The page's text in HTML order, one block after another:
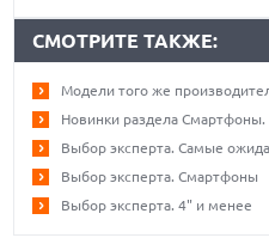
СМОТРИТЕ ТАКЖЕ:
Модели того же
Новинки раздела Смартфоны.
Выбор эксперта. Самые
Выбор эксперта. Смартфоны
Выбор эксперта. 4" и менее